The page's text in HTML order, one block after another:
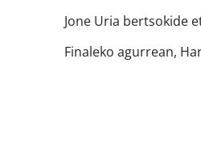
Jone Uria bertsokide
Finaleko agurrean,